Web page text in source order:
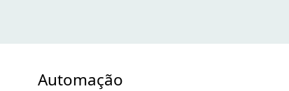
Automação